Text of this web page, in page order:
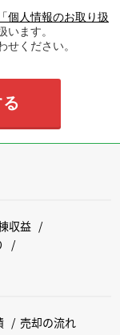
「個人情報のお取り扱
います。
ください。
収益
売却の流れ